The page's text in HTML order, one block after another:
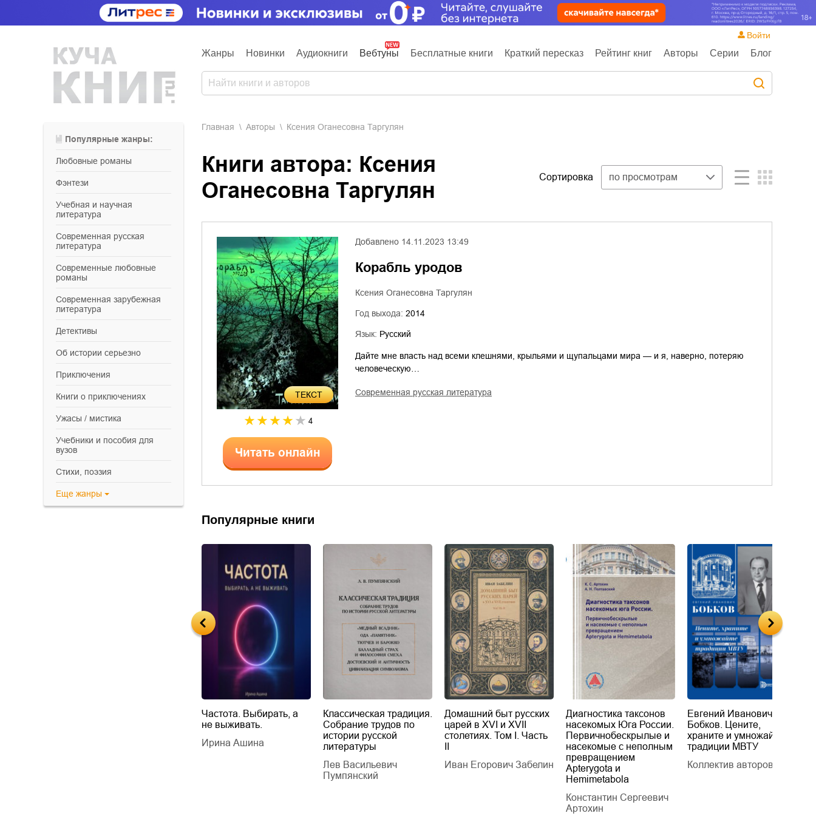
Жанры Новинки Аудиокниги Вебтуны Бесплатные книги Краткий пересказ Рейтинг книг Авторы Серии Блог
Войти
Популярные жанры:
любовные романы
фэнтези
учебная и научная
литература
современная русская
литература
современные любовные
романы
современная зарубежная
литература
детективы
об истории серьезно
приключения
книги о приключениях
ужасы / мистика
учебники и пособия для
вузов
cтихи, поэзия
Еще жанры
Главная Aвторы Ксения Оганесовна Таргулян
Книги автора: Ксения
Оганесовна Таргулян
Сортировка по просмотрам
ТЕКСТ
4
Читать онлайн
Добавлено 14.11.2023 13:49
Корабль уродов
Ксения Оганесовна Таргулян
Год выхода: 2014
Язык: Русский
Дайте мне власть над всеми клешнями, крыльями и щупальцами мира — и я, наверно, потеряю
человеческую…
современная русская литература
Популярные книги
Частота. Выбирать, а
не выживать.
Ирина Ашина
Классическая традиция.
Собрание трудов по
истории русской
литературы
Лев Васильевич
Пумпянский
Домашний быт русских
царей в XVI и XVII
столетиях. Том I. Часть
Иван Егорович Забелин
Диагностика таксонов
насекомых Юга России.
Первичнобескрылые и
насекомые с неполным
превращением
Apterygota и
Hemimetabola
Константин Сергеевич
Артохин
Евгений Иванович
Бобков. Цените,
храните и умножайте
традиции МВТУ
Коллектив авторов